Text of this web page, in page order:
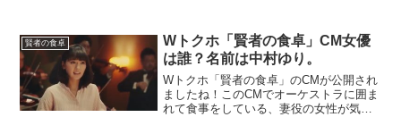
を囲んでいます。そしてその周りをオー
ケストラが囲み、...
賢者の食卓
Wトクホ「賢者の食卓」CM女優
は誰？名前は中村ゆり。
Wトクホ「賢者の食卓」のCMが公開され
ましたね！このCMでオーケストラに囲ま
れて食事をしている、妻役の女性が気に